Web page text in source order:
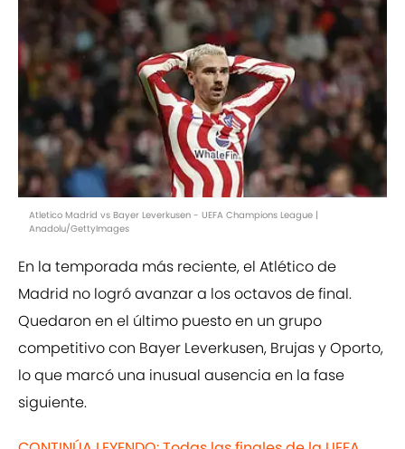
Atletico Madrid vs Bayer Leverkusen - UEFA Champions League |
Anadolu/GettyImages
En la temporada más reciente, el Atlético de
Madrid no logró avanzar a los octavos de final.
Quedaron en el último puesto en un grupo
competitivo con Bayer Leverkusen, Brujas y Oporto,
lo que marcó una inusual ausencia en la fase
siguiente.